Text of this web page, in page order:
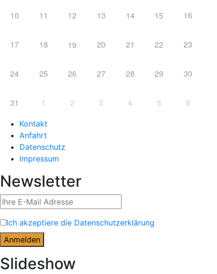
10 11 12 13 14 15 16
17 18 19 20 21 22 23
24 25 26 27 28 29 30
31 1 2 3 4 5 6
Kontakt
Anfahrt
Datenschutz
Impressum
Newsletter
Ich akzeptiere die Datenschutzerklärung
Slideshow